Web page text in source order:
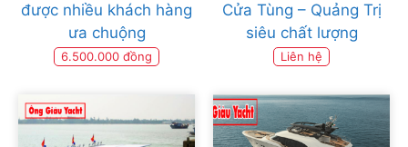
được nhiều khách hàng
ưa chuộng
6.500.000 đồng
Cửa Tùng – Quảng Trị
siêu chất lượng
Liên hệ